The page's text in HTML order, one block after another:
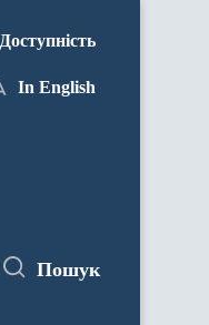
Доступність
In English
Пошук